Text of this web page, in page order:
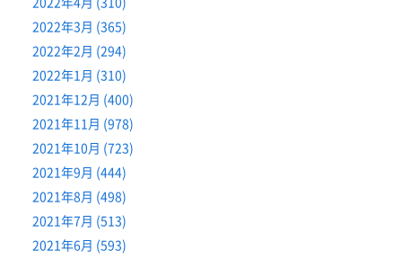
2022年3月 (365)
2022年2月 (294)
2022年1月 (310)
2021年12月 (400)
2021年11月 (978)
2021年10月 (723)
2021年9月 (444)
2021年8月 (498)
2021年7月 (513)
2021年6月 (593)